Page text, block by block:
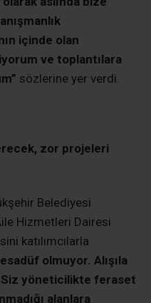
içinde olan
ve toplantılara
sözlerine yer verdi.
zor projeleri
Belediyesi
Hizmetleri Dairesi
katılımcılarla
olmuyor. Alışıla
Siz yöneticilikte feraset
alanlara